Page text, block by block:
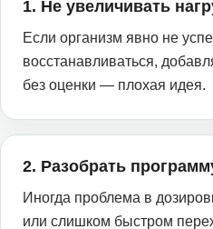
1. Не увеличивать
Если организм явно не
восстанавливаться,
без оценки — плохая идея.
2. Разобрать
Иногда проблема в
или слишком быстром